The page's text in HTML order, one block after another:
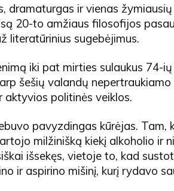
dramaturgas ir vienas
20-to amžiaus filosofijos
literatūrinius sugebėjimus.
iki pat mirties sulaukus 74-
šešių valandų
aktyvios politinės veiklos.
pavyzdingas kūrėjas. Tam,
milžinišką kiekį alkoholio ir
išsekęs, vietoje to, kad
ir aspirino mišinį, kurį rydavo